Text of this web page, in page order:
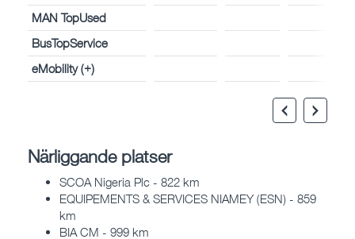
MAN TopUsed
BusTopService
eMobility (+)
Närliggande platser
SCOA Nigeria Plc - 822 km
EQUIPEMENTS & SERVICES NIAMEY (ESN) - 859
km
BIA CM - 999 km